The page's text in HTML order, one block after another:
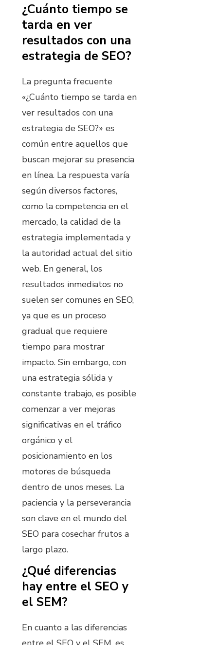
¿Cuánto tiempo se
tarda en ver
resultados con una
estrategia de SEO?
La pregunta frecuente
«¿Cuánto tiempo se tarda en
ver resultados con una
estrategia de SEO?» es
común entre aquellos que
buscan mejorar su presencia
en línea. La respuesta varía
según diversos factores,
como la competencia en el
mercado, la calidad de la
estrategia implementada y
la autoridad actual del sitio
web. En general, los
resultados inmediatos no
suelen ser comunes en SEO,
ya que es un proceso
gradual que requiere
tiempo para mostrar
impacto. Sin embargo, con
una estrategia sólida y
constante trabajo, es posible
comenzar a ver mejoras
significativas en el tráfico
orgánico y el
posicionamiento en los
motores de búsqueda
dentro de unos meses. La
paciencia y la perseverancia
son clave en el mundo del
SEO para cosechar frutos a
largo plazo.
¿Qué diferencias
hay entre el SEO y
el SEM?
En cuanto a las diferencias